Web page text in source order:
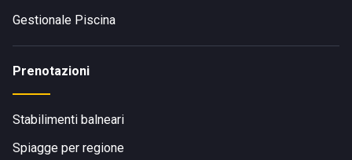
Gestionale Piscina
Prenotazioni
Stabilimenti balneari
Spiagge per regione